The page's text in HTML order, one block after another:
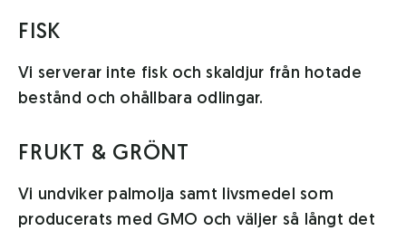
FISK
Vi serverar inte fisk och skaldjur från hotade
bestånd och ohållbara odlingar.
FRUKT & GRÖNT
Vi undviker palmolja samt livsmedel som
producerats med GMO och väljer så långt det